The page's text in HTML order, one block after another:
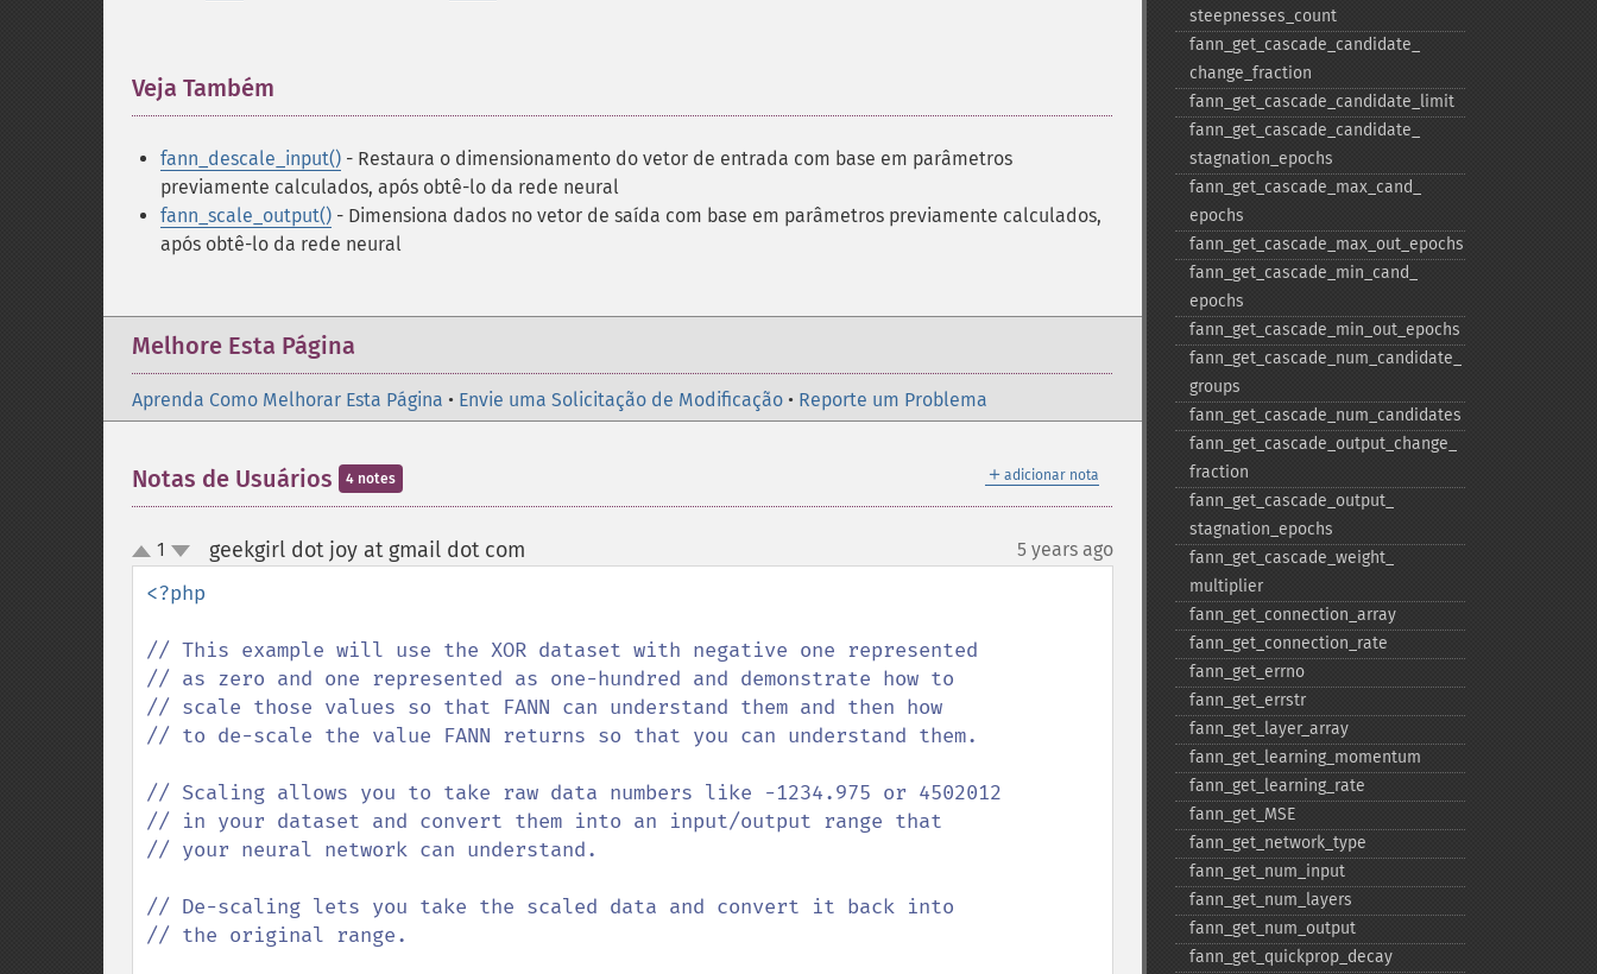
Veja Também
fann_descale_input() - Restaura o dimensionamento do vetor de entrada com base em parâmetros
previamente calculados, após obtê-lo da rede neural
fann_scale_output() - Dimensiona dados no vetor de saída com base em parâmetros previamente calculados,
após obtê-lo da rede neural
Melhore Esta Página
Aprenda Como Melhorar Esta Página • Envie uma Solicitação de Modificação • Reporte um Problema
＋ adicionar nota
Notas de Usuários 4 notes
up
down
1 geekgirl dot joy at gmail dot com 5 years ago
<?php
// This example will use the XOR dataset with negative one represented
// as zero and one represented as one-hundred and demonstrate how to
// scale those values so that FANN can understand them and then how
// to de-scale the value FANN returns so that you can understand them.
// Scaling allows you to take raw data numbers like -1234.975 or 4502012
// in your dataset and convert them into an input/output range that
// your neural network can understand.
// De-scaling lets you take the scaled data and convert it back into
// the original range.
steepnesses_​count
fann_​get_​cascade_​candidate_​
change_​fraction
fann_​get_​cascade_​candidate_​limit
fann_​get_​cascade_​candidate_​
stagnation_​epochs
fann_​get_​cascade_​max_​cand_​
epochs
fann_​get_​cascade_​max_​out_​epochs
fann_​get_​cascade_​min_​cand_​
epochs
fann_​get_​cascade_​min_​out_​epochs
fann_​get_​cascade_​num_​candidate_​
groups
fann_​get_​cascade_​num_​candidates
fann_​get_​cascade_​output_​change_​
fraction
fann_​get_​cascade_​output_​
stagnation_​epochs
fann_​get_​cascade_​weight_​
multiplier
fann_​get_​connection_​array
fann_​get_​connection_​rate
fann_​get_​errno
fann_​get_​errstr
fann_​get_​layer_​array
fann_​get_​learning_​momentum
fann_​get_​learning_​rate
fann_​get_​MSE
fann_​get_​network_​type
fann_​get_​num_​input
fann_​get_​num_​layers
fann_​get_​num_​output
fann_​get_​quickprop_​decay